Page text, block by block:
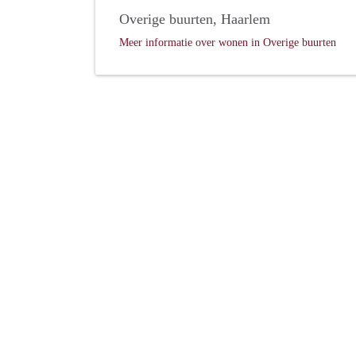
Overige buurten, Haarlem
Meer informatie over wonen in Overige buurten